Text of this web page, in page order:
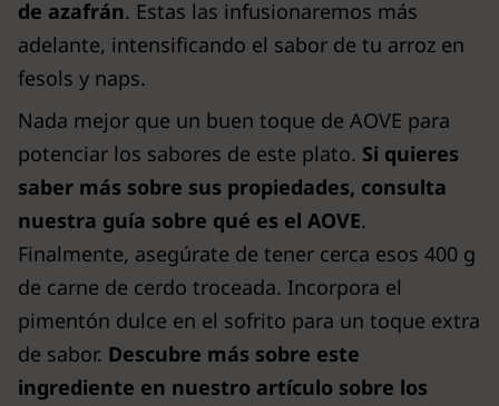
de azafrán. Estas las infusionaremos más
adelante, intensificando el sabor de tu arroz en
fesols y naps.
Nada mejor que un buen toque de AOVE para
potenciar los sabores de este plato. Si quieres
saber más sobre sus propiedades, consulta
nuestra guía sobre qué es el AOVE.
Finalmente, asegúrate de tener cerca esos 400 g
de carne de cerdo troceada. Incorpora el
pimentón dulce en el sofrito para un toque extra
de sabor. Descubre más sobre este
ingrediente en nuestro artículo sobre los